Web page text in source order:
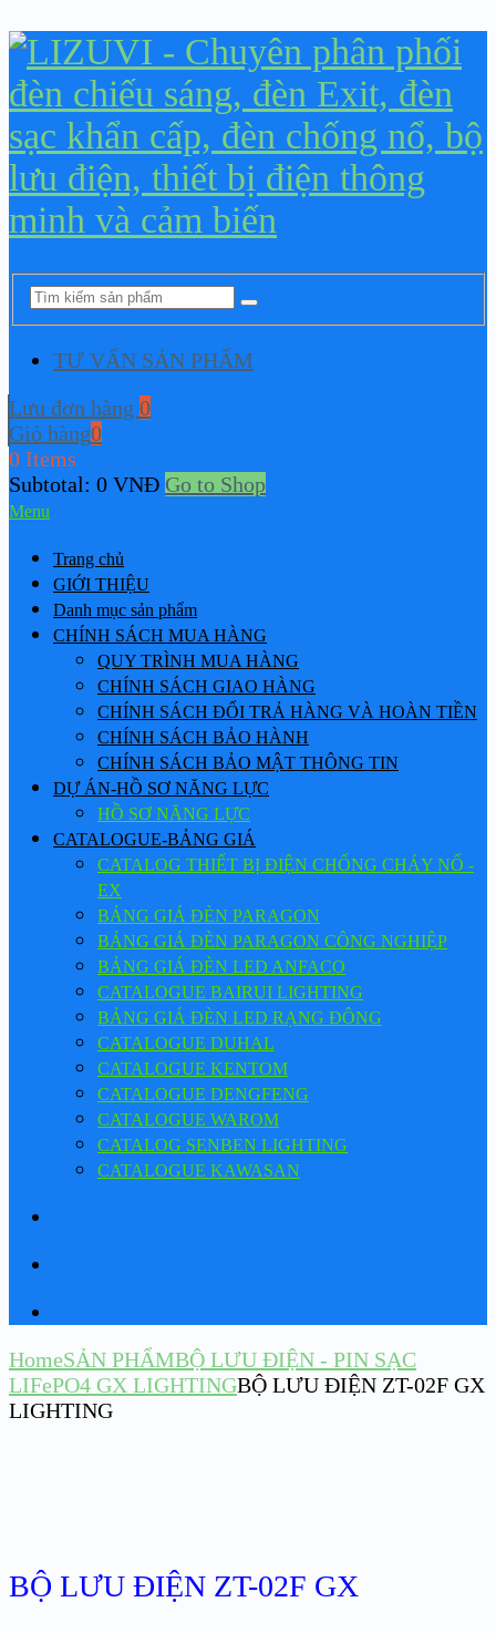
TƯ VẤN SẢN PHẨM
Lưu đơn hàng 0
Giỏ hàng0
0 Items
Subtotal: 0 VNĐ Go to Shop
Menu
Trang chủ
GIỚI THIỆU
Danh mục sản phẩm
CHÍNH SÁCH MUA HÀNG
QUY TRÌNH MUA HÀNG
CHÍNH SÁCH GIAO HÀNG
CHÍNH SÁCH ĐỔI TRẢ HÀNG VÀ HOÀN TIỀN
CHÍNH SÁCH BẢO HÀNH
CHÍNH SÁCH BẢO MẬT THÔNG TIN
DỰ ÁN-HỒ SƠ NĂNG LỰC
HỒ SƠ NĂNG LỰC
CATALOGUE-BẢNG GIÁ
CATALOG THIẾT BỊ ĐIỆN CHỐNG CHÁY NỔ -
EX
BẢNG GIÁ ĐÈN PARAGON
BẢNG GIÁ ĐÈN PARAGON CÔNG NGHIỆP
BẢNG GIÁ ĐÈN LED ANFACO
CATALOGUE BAIRUI LIGHTING
BẢNG GIÁ ĐÈN LED RẠNG ĐÔNG
CATALOGUE DUHAL
CATALOGUE KENTOM
CATALOGUE DENGFENG
CATALOGUE WAROM
CATALOG SENBEN LIGHTING
CATALOGUE KAWASAN
HomeSẢN PHẨMBỘ LƯU ĐIỆN - PIN SẠC
LIFePO4 GX LIGHTINGBỘ LƯU ĐIỆN ZT-02F GX
LIGHTING
BỘ LƯU ĐIỆN ZT-02F GX